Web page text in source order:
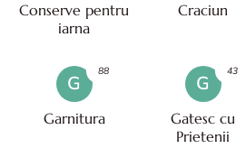
Conserve pentru
iarna
Craciun
G
Garnitura
88
G
Gatesc cu
Prietenii
43